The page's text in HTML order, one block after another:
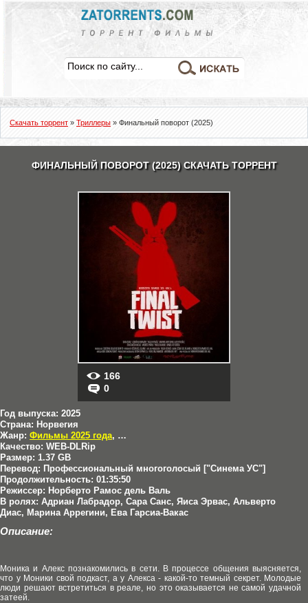
Скачать торрент » Триллеры » Финальный поворот (2025)
ФИНАЛЬНЫЙ ПОВОРОТ (2025) СКАЧАТЬ ТОРРЕНТ
166
0
Год выпуска: 2025
Страна: Норвегия
Жанр: Фильмы 2025 года, Триллеры
Качество: WEB-DLRip
Размер: 1.37 GB
Перевод: Профессиональный многоголосый ["Синема УС"]
Продолжительность: 01:35:50
Режиссер: Норберто Рамос дель Валь
В ролях: Адриан Лабрадор, Сара Санс, Яиса Эрвас, Альверто
Диас, Марина Аррегини, Ева Гарсиа-Вакас
Описание:
Моника и Алекс познакомились в сети. В процессе общения выясняется,
что у Моники свой подкаст, а у Алекса - какой-то темный секрет. Молодые
люди решают встретиться в реале, но это оказывается не самой удачной
затеей.